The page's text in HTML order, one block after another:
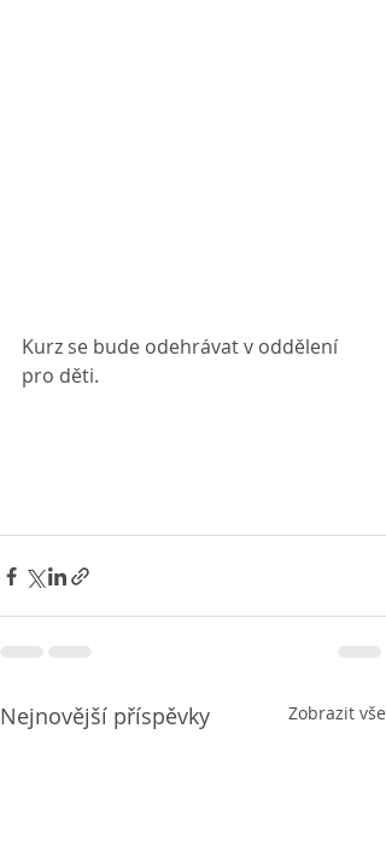
Kurz se bude odehrávat v oddělení
pro děti.
Nejnovější příspěvky Zobrazit vše